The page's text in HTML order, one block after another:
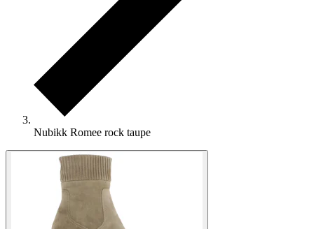
Nubikk Romee rock taupe